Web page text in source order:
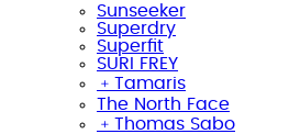
Sunseeker
Superdry
Superfit
SURI FREY
﹢ Tamaris
The North Face
﹢ Thomas Sabo